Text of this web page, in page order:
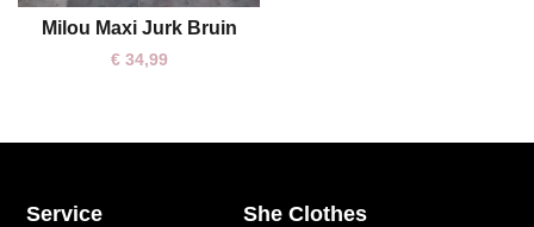
One size
Milou Maxi Jurk Bruin
€34,99
Service She Clothes